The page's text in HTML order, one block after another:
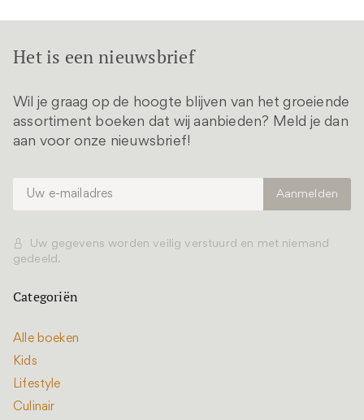
Het is een nieuwsbrief
Wil je graag op de hoogte blijven van het groeiende
assortiment boeken dat wij aanbieden? Meld je dan
aan voor onze nieuwsbrief!
Uw gegevens worden veilig verstuurd en met niemand
gedeeld.
Categoriën
Alle boeken
Kids
Lifestyle
Culinair